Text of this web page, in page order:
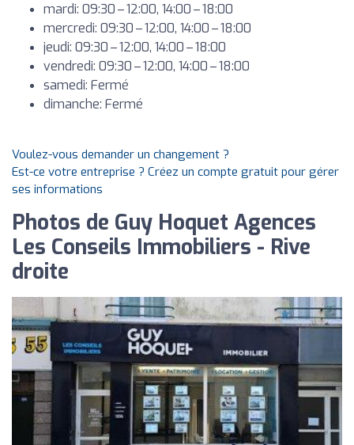
mardi: 09:30 – 12:00, 14:00 – 18:00
mercredi: 09:30 – 12:00, 14:00 – 18:00
jeudi: 09:30 – 12:00, 14:00 – 18:00
vendredi: 09:30 – 12:00, 14:00 – 18:00
samedi: Fermé
dimanche: Fermé
Voulez-vous demander un changement ?
Est-ce votre entreprise ? Créez un compte gratuit pour gérer
ses informations
Photos de Guy Hoquet Agences
Les Conseils Immobiliers - Rive
droite